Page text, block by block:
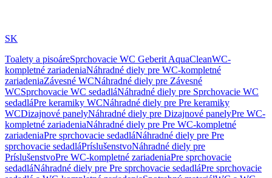
SK
Toalety a pisoáreSprchovacie WC Geberit AquaCleanWC-
kompletné zariadeniaNáhradné diely pre WC-kompletné
zariadeniaZávesné WCNáhradné diely pre Závesné
WCSprchovacie WC sedadláNáhradné diely pre Sprchovacie WC
sedadláPre keramiky WCNáhradné diely pre Pre keramiky
WCDizajnové panelyNáhradné diely pre Dizajnové panelyPre WC-
kompletné zariadeniaNáhradné diely pre Pre WC-kompletné
zariadeniaPre sprchovacie sedadláNáhradné diely pre Pre
sprchovacie sedadláPríslušenstvoNáhradné diely pre
PríslušenstvoPre WC-kompletné zariadeniaPre sprchovacie
sedadláNáhradné diely pre Pre sprchovacie sedadláPre sprchovacie